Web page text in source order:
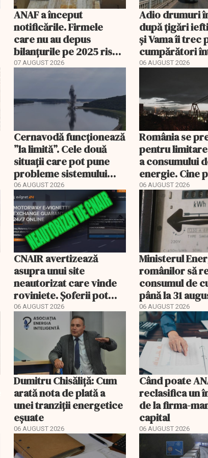
ANAF a început
notificările. Firmele
care nu au depus
bilanțurile pe 2025 riscă
să ajungă inactive fiscal
07 AUGUST 2026
Adio drumuri
după țigări
și Vama îi trec
cumpărători
registru
06 AUGUST 2026
Cernavodă funcționează
”la limită”. Cele două
situații care pot pune
probleme sistemului
energetic
06 AUGUST 2026
România se
pentru
a consumului
energie. Cine
deconectat
06 AUGUST 2026
CNAIR avertizează
asupra unui site
neautorizat care vinde
roviniete. Șoferii pot
plăti și cu 186% mai mult
06 AUGUST 2026
Ministerul
românilor să
consumul de
până la 31
06 AUGUST 2026
Dumitru Chisăliță: Cum
arată nota de plată a
unei tranziții energetice
eșuate
06 AUGUST 2026
Când poate
reclasifica un
de la firma-
capital
06 AUGUST 2026